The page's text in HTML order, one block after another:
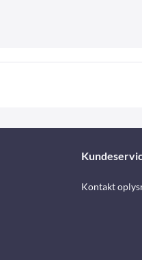
Kontakt